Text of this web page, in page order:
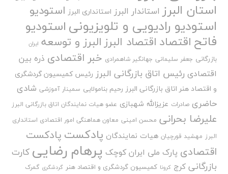
استان البرز استاندار البرز استانداری البرز استودیو
استودیو رادیویی و تلویزیونیاستودیو
فاتح اقتصاد اقتصاد البرزالبرز و توسعه ایران
بازرگانی جعفر سلیمانی جهانگیر شاهمرادی خبر اقتصادی ذره بین
اقتصادی رئیس اتاق بازرگانی البرز رئیس کمیسیون گردشگری
و اقتصاد هنر اتاق بازرگانی البرز رحیم بنامولایی سمینار آموزشی شادی
حاضری صادرات عزیزالله شهبازی عضو هیات نمایندگان اتاق بازرگانی البرز
علیرضا بحرانی محسن امینی معاون هماهنگی امور اقتصادی استانداری
البرز مهشید قورچیان هیات نمایندگان پادکست پادکست
اقتصادی پارک ملی ایران کوچک پرهام رضایی کارت
بازرگانی کرج کرونا کمیسیون گردشگری و اقتصاد هنر گردشگری گمرک